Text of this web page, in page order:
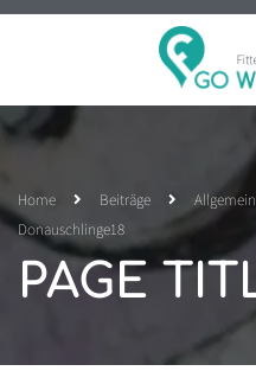
Home Beiträge Allgemein
Donauschlinge18
PAGE